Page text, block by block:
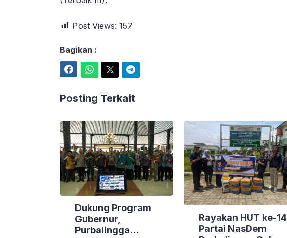
Post Views: 157
Bagikan :
Posting Terkait
Dukung Program
Gubernur,
Purbalingga
Rayakan HUT ke-14,
Partai NasDem